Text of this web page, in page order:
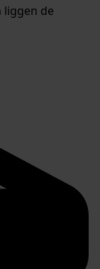
liggen de